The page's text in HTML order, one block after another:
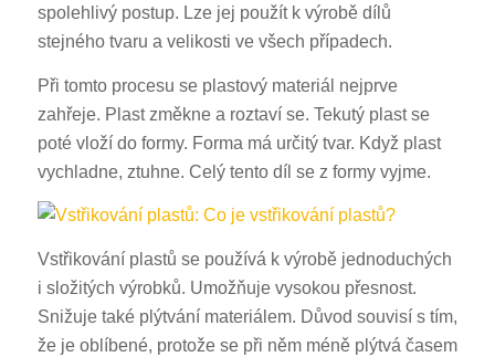
spolehlivý postup. Lze jej použít k výrobě dílů
stejného tvaru a velikosti ve všech případech.
Při tomto procesu se plastový materiál nejprve
zahřeje. Plast změkne a roztaví se. Tekutý plast se
poté vloží do formy. Forma má určitý tvar. Když plast
vychladne, ztuhne. Celý tento díl se z formy vyjme.
Vstřikování plastů se používá k výrobě jednoduchých
i složitých výrobků. Umožňuje vysokou přesnost.
Snižuje také plýtvání materiálem. Důvod souvisí s tím,
že je oblíbené, protože se při něm méně plýtvá časem